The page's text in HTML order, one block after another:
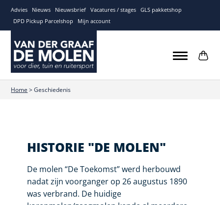
Advies Nieuws Nieuwsbrief Vacatures / stages
GLS pakketshop
DPD Pickup Parcelshop
Mijn account
Home >Geschiedenis
HISTORIE "DE MOLEN"
De molen “De Toekomst” werd herbouwd
nadat zijn voorganger op 26 augustus 1890
was verbrand. De huidige